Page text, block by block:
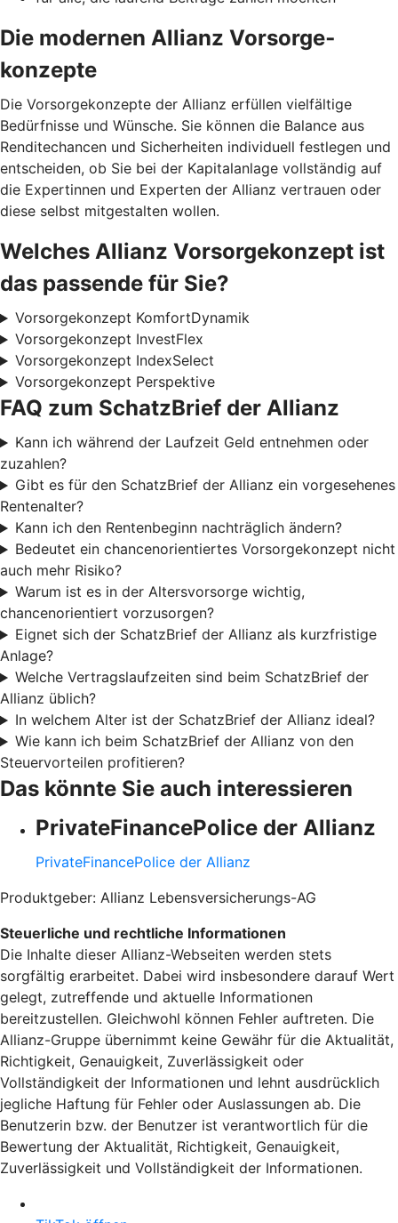
Die modernen Allianz Vorsorge­
konzepte
Die Vorsorgekonzepte der Allianz erfüllen vielfältige
Bedürfnisse und Wünsche. Sie können die Balance aus
Renditechancen und Sicherheiten individuell festlegen und
entscheiden, ob Sie bei der Kapitalanlage vollständig auf
die Expertinnen und Experten der Allianz vertrauen oder
diese selbst mitgestalten wollen.
Welches Allianz Vorsorgekonzept ist
das passende für Sie?
Vorsorgekonzept KomfortDynamik
Vorsorgekonzept InvestFlex
Vorsorgekonzept IndexSelect
Vorsorgekonzept Perspektive
FAQ zum SchatzBrief der Allianz
Kann ich während der Laufzeit Geld entnehmen oder
zuzahlen?
Gibt es für den SchatzBrief der Allianz ein vorgesehenes
Rentenalter?
Kann ich den Rentenbeginn nachträglich ändern?
Bedeutet ein chancenorientiertes Vorsorgekonzept nicht
auch mehr Risiko?
Warum ist es in der Altersvorsorge wichtig,
chancenorientiert vorzusorgen?
Eignet sich der SchatzBrief der Allianz als kurzfristige
Anlage?
Welche Vertragslaufzeiten sind beim SchatzBrief der
Allianz üblich?
In welchem Alter ist der SchatzBrief der Allianz ideal?
Wie kann ich beim SchatzBrief der Allianz von den
Steuervorteilen profitieren?
Das könnte Sie auch interessieren
PrivateFinancePolice der Allianz
PrivateFinancePolice der Allianz
Produktgeber: Allianz Lebensversicherungs-AG
Steuerliche und rechtliche Informationen
Die Inhalte dieser Allianz-Webseiten werden stets
sorgfältig erarbeitet. Dabei wird insbesondere darauf Wert
gelegt, zutreffende und aktuelle Informationen
bereitzustellen. Gleichwohl können Fehler auftreten. Die
Allianz-Gruppe übernimmt keine Gewähr für die Aktualität,
Richtigkeit, Genauigkeit, Zuverlässigkeit oder
Vollständigkeit der Informationen und lehnt ausdrücklich
jegliche Haftung für Fehler oder Auslassungen ab. Die
Benutzerin bzw. der Benutzer ist verantwortlich für die
Bewertung der Aktualität, Richtigkeit, Genauigkeit,
Zuverlässigkeit und Vollständigkeit der Informationen.